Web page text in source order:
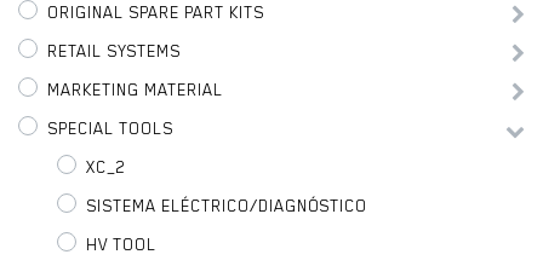
ORIGINAL SPARE PART KITS
RETAIL SYSTEMS
MARKETING MATERIAL
SPECIAL TOOLS
XC_2
SISTEMA ELÉCTRICO/DIAGNÓSTICO
HV TOOL